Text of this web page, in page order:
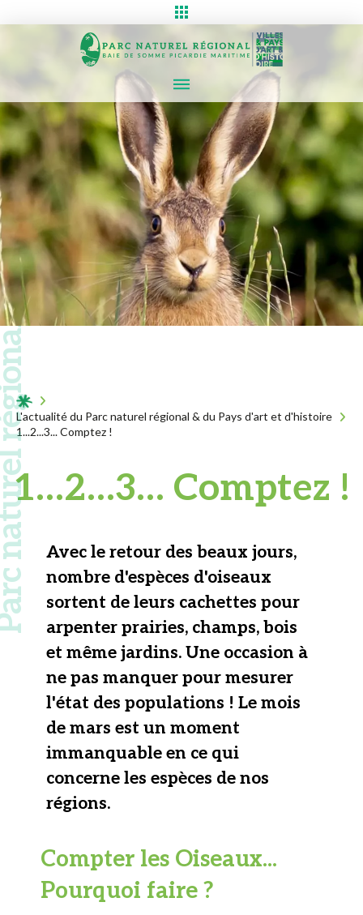
régional
Acceuil
L'actualité du Parc naturel régional & du Pays d'art et d'histoire
1...2...3... Comptez !
1…2…3… Comptez !
Avec le retour des beaux jours,
nombre d'espèces d'oiseaux
sortent de leurs cachettes pour
arpenter prairies, champs, bois
et même jardins. Une occasion à
ne pas manquer pour mesurer
l'état des populations ! Le mois
de mars est un moment
immanquable en ce qui
concerne les espèces de nos
régions.
Compter les Oiseaux...
Pourquoi faire ?